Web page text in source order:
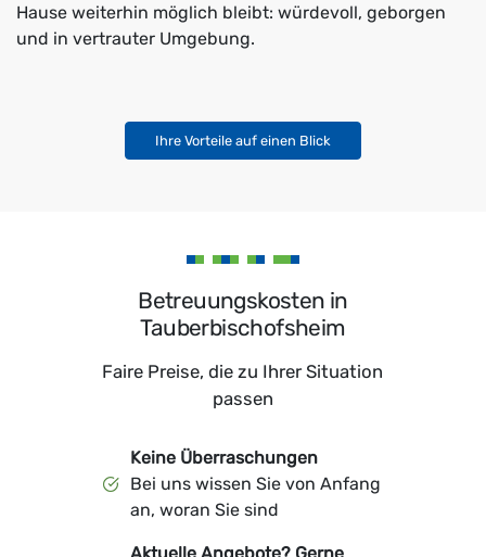
Hause weiterhin möglich bleibt: würdevoll, geborgen
und in vertrauter Umgebung.
Ihre Vorteile auf einen Blick
Betreuungskosten in
Tauberbischofsheim
Faire Preise, die zu Ihrer Situation
passen
Keine Überraschungen
Bei uns wissen Sie von Anfang
an, woran Sie sind